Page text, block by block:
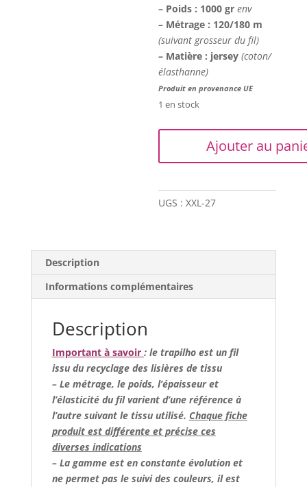
– Poids : 1000 grenv
– Métrage : 120/180 m
(suivant grosseur du fil)
– Matière : jersey(coton/
élasthanne)
Produit en provenance UE
1 en stock
Trapilho
-
Ajouter au
UGS :XXL-27
Description
Informations complémentaires
Description
Important à savoir : le trapilho est un fil
issu du recyclage des lisières de tissu
– Le métrage, le poids, l’épaisseur et
l’élasticité du fil varient d’une référence à
l’autre suivant le tissu utilisé. Chaque fiche
produit est différente et précise ces
diverses indications
– La gamme est en constante évolution et
ne permet pas le suivi des couleurs, il est